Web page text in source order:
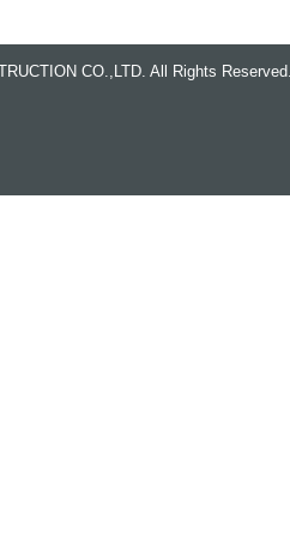
CO.,LTD. All Rights